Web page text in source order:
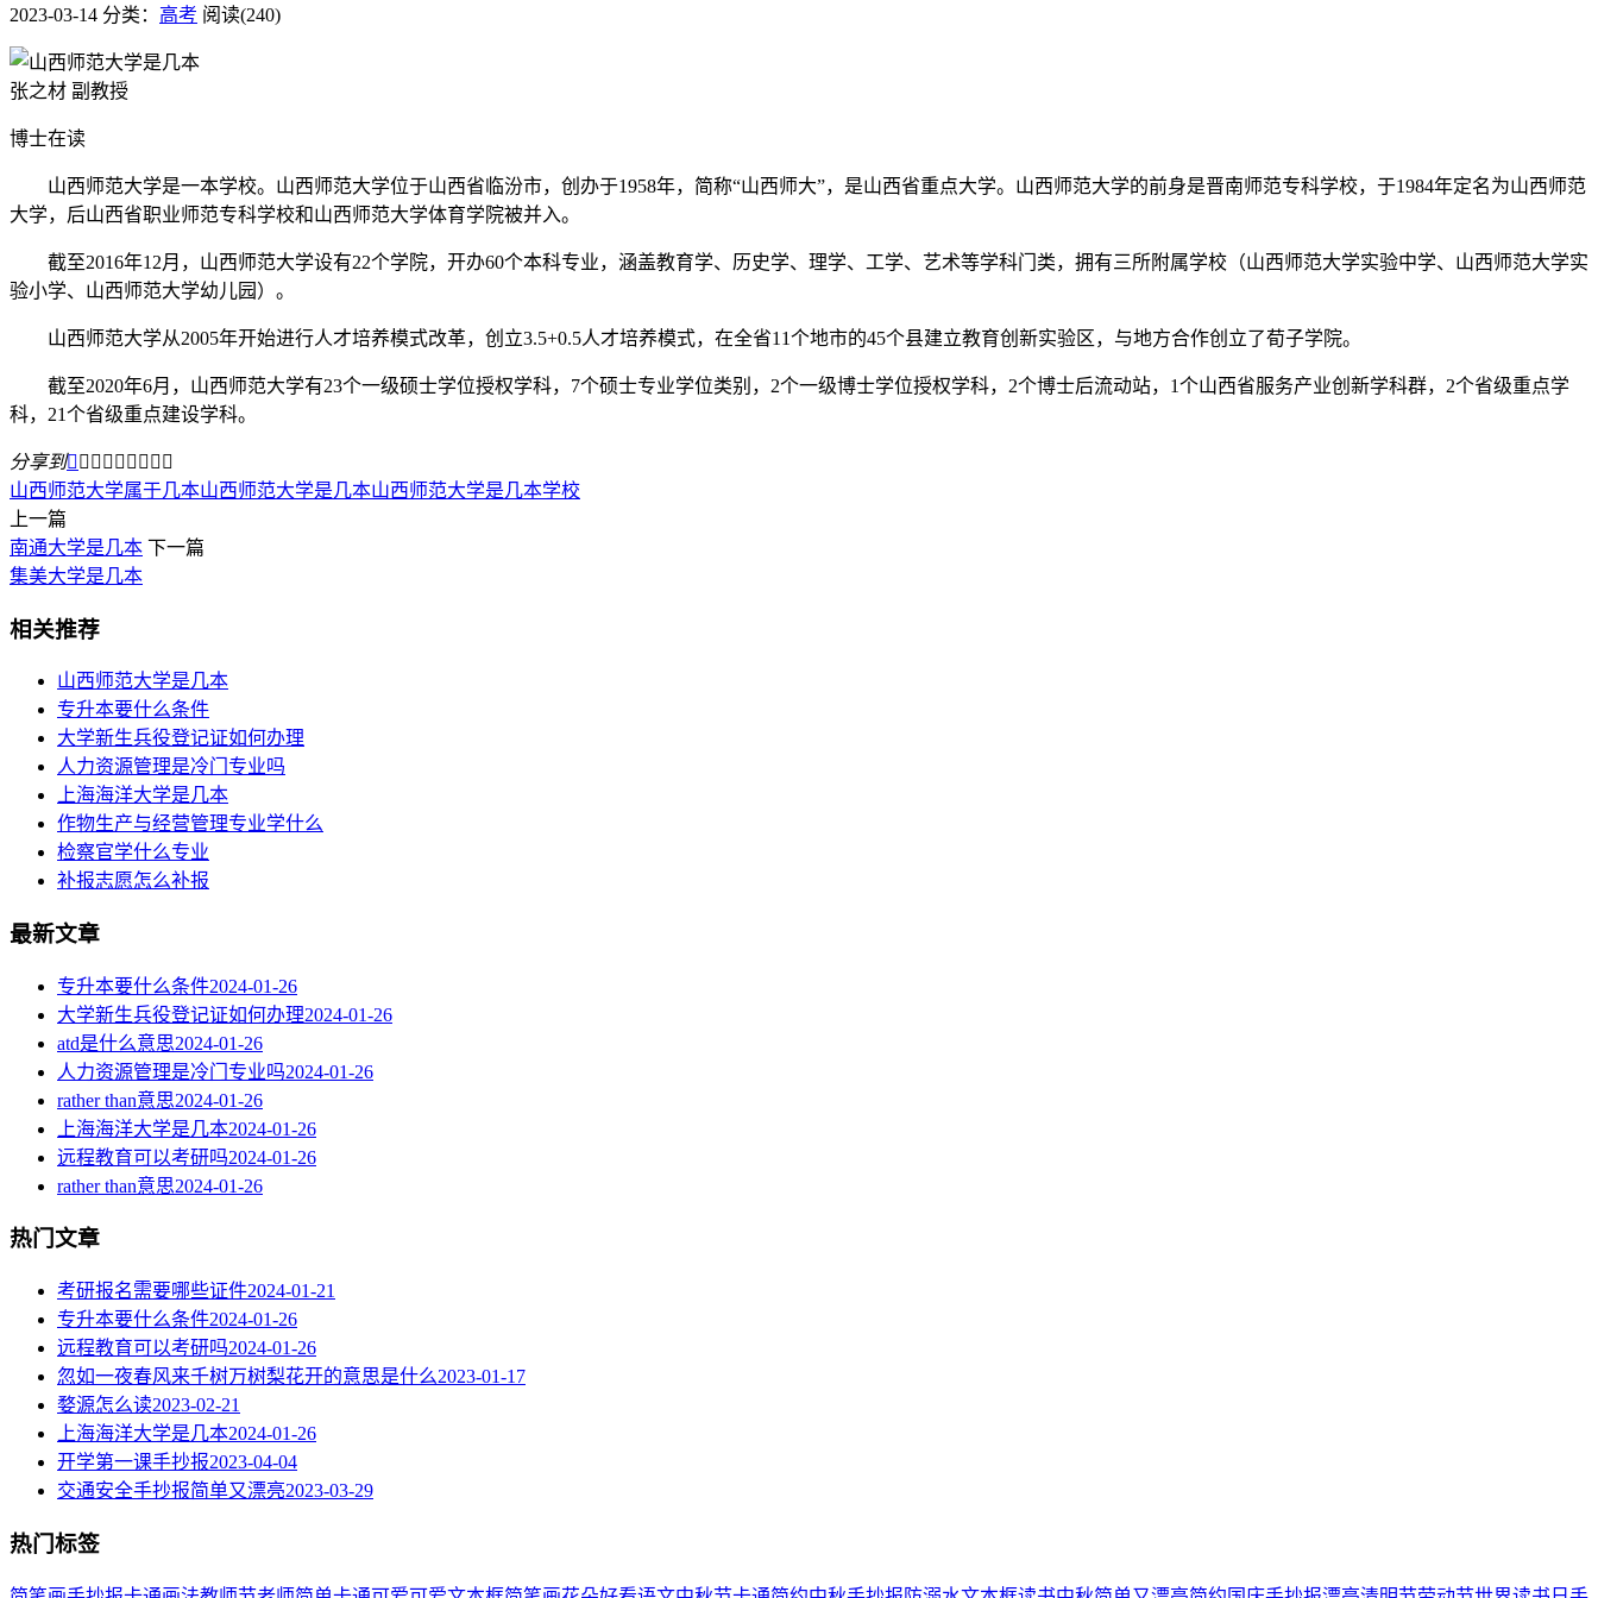
2023-03-14 分类： 高考 阅读(240)
张之材 副教授
博士在读
山西师范大学是一本学校。山西师范大学位于山西省临汾市，创办于1958年，简称“山西师大”，是山西省重点大学。山西师范大学的前身是晋南师范专科学校，于1984年定名为山西师范
大学，后山西省职业师范专科学校和山西师范大学体育学院被并入。
截至2016年12月，山西师范大学设有22个学院，开办60个本科专业，涵盖教育学、历史学、理学、工学、艺术等学科门类，拥有三所附属学校（山西师范大学实验中学、山西师范大学实
验小学、山西师范大学幼儿园）。
山西师范大学从2005年开始进行人才培养模式改革，创立3.5+0.5人才培养模式，在全省11个地市的45个县建立教育创新实验区，与地方合作创立了荀子学院。
截至2020年6月，山西师范大学有23个一级硕士学位授权学科，7个硕士专业学位类别，2个一级博士学位授权学科，2个博士后流动站，1个山西省服务产业创新学科群，2个省级重点学
科，21个省级重点建设学科。
分享到        
山西师范大学属于几本山西师范大学是几本山西师范大学是几本学校
上一篇
南通大学是几本 下一篇
集美大学是几本
相关推荐
山西师范大学是几本
专升本要什么条件
大学新生兵役登记证如何办理
人力资源管理是冷门专业吗
上海海洋大学是几本
作物生产与经营管理专业学什么
检察官学什么专业
补报志愿怎么补报
最新文章
专升本要什么条件2024-01-26
大学新生兵役登记证如何办理2024-01-26
atd是什么意思2024-01-26
人力资源管理是冷门专业吗2024-01-26
rather than意思2024-01-26
上海海洋大学是几本2024-01-26
远程教育可以考研吗2024-01-26
rather than意思2024-01-26
热门文章
考研报名需要哪些证件2024-01-21
专升本要什么条件2024-01-26
远程教育可以考研吗2024-01-26
忽如一夜春风来千树万树梨花开的意思是什么2023-01-17
婺源怎么读2023-02-21
上海海洋大学是几本2024-01-26
开学第一课手抄报2023-04-04
交通安全手抄报简单又漂亮2023-03-29
热门标签